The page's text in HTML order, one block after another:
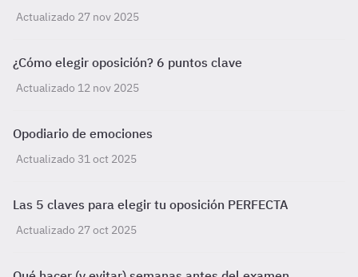
Actualizado 27 nov 2025
¿Cómo elegir oposición? 6 puntos clave
Actualizado 12 nov 2025
Opodiario de emociones
Actualizado 31 oct 2025
Las 5 claves para elegir tu oposición PERFECTA
Actualizado 27 oct 2025